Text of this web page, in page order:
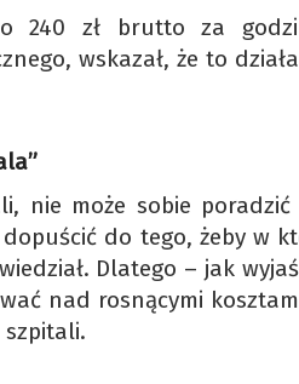
240 zł brutto za
wskazał, że to
nie może sobie
do tego, żeby w
Dlatego – jak
nad rosnącymi
szpitali.